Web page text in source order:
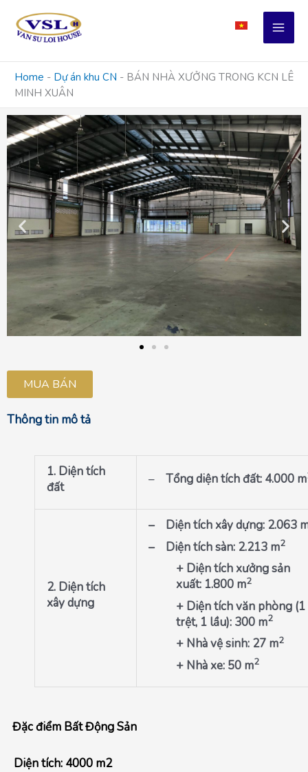
content
Home - Dự án khu CN - BÁN NHÀ XƯỞNG TRONG KCN LÊ
MINH XUÂN
MUA BÁN
Thông tin mô tả
1. Diện tích
đất
– Tổng diện tích đất: 4.000 m
2. Diện tích
xây dựng
– Diện tích xây dựng: 2.063
– Diện tích sàn: 2.213 m2
+ Diện tích xưởng sản
xuất: 1.800 m2
+ Diện tích văn phòng (1
trệt, 1 lầu): 300 m2
+ Nhà vệ sinh: 27 m2
+ Nhà xe: 50 m2
Đặc điểm Bất Động Sản
Diện tích: 4000 m2